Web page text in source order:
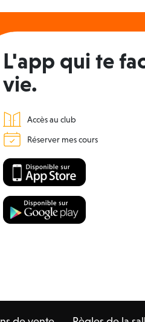
L'app qui te
vie.
Accès au club
Réserver mes cours